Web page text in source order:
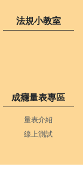
法規小教室
成癮量表專區
量表介紹
線上測試